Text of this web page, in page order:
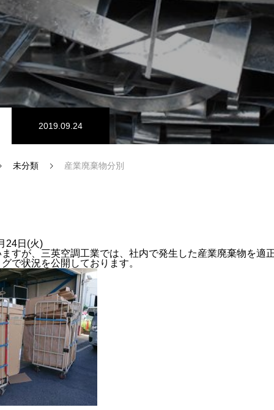
SDGs認証
2019.09.24
未分類 産業廃棄物分別
24日(火)
すが、三英空調工業では、社内で発生した産業廃棄物を適
で状況を公開しております。